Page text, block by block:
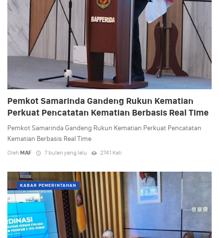
Pemkot Samarinda Gandeng Rukun Kematian
Perkuat Pencatatan Kematian Berbasis Real Time
Pemkot Samarinda Gandeng Rukun Kematian Perkuat Pencatatan
Kematian Berbasis Real Time
Oleh MAF 7 bulan yang lalu 2741 Kali
KABAR PEMERINTAHAN